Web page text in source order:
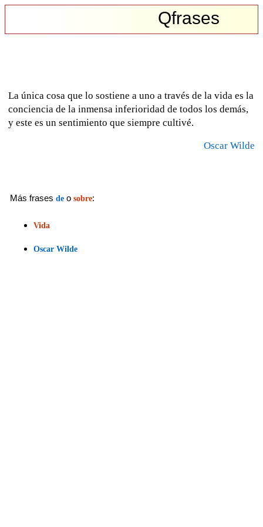
Qfrases
La única cosa que lo sostiene a uno a través de la vida es la
conciencia de la inmensa inferioridad de todos los demás,
y este es un sentimiento que siempre cultivé.
Oscar Wilde
Más frases de o sobre:
Vida
Oscar Wilde